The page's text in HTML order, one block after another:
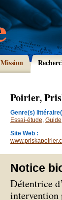
Mission
Poirier,
Genre(s)
Essai-étude, Guide
Site Web :
Notice
Détentrice
intervention